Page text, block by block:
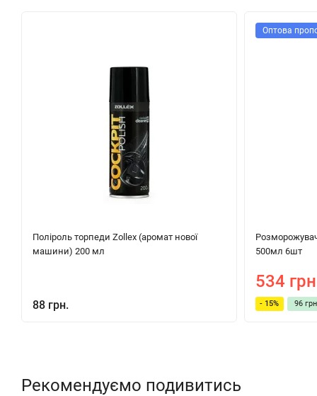
Поліроль торпеди Zollex (аромат нової
машини) 200 мл
88 грн.
Оптова
500мл 6шт
534
- 15% 96
Рекомендуємо подивитись